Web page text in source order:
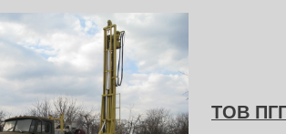
ТОВ